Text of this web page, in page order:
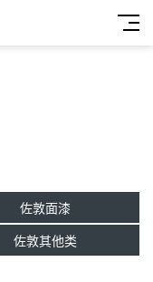
佐敦面漆
佐敦其他类